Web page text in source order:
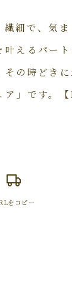
細で、気ま
えるパー
の時どき
ア」です。
をコピー